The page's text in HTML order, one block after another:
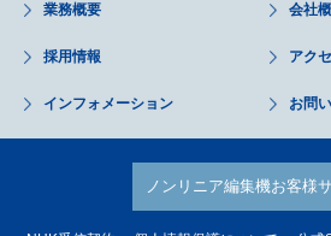
業務概要 会社
採用情報 アク
インフォメーション お問
ノンリニア編集機お客様